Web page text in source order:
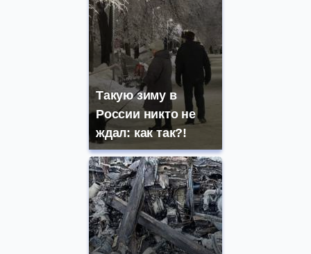
Такую зиму в
России никто не
ждал: как так?!